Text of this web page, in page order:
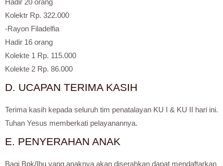
Hadir 20 orang
Kolektr Rp. 322.000
-Rayon Filadelfia
Hadir 16 orang
Kolekte 1 Rp. 115.000
Kolekte 2 Rp. 86.000
D. UCAPAN TERIMA KASIH
Terima kasih kepada seluruh tim penatalayan KU I & KU II hari ini.
Tuhan Yesus memberkati pelayanannya.
E. PENYERAHAN ANAK
Bagi Bpk/Ibu yang anaknya akan diserahkan dapat mendaftarkan